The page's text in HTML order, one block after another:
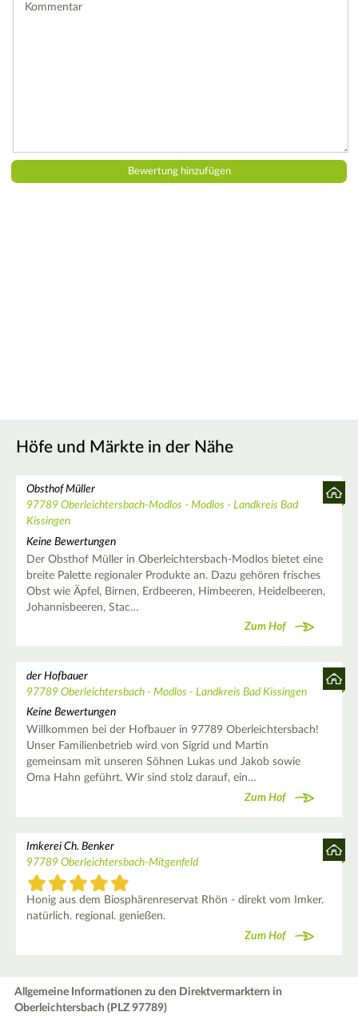
Höfe und Märkte in der Nähe
Obsthof Müller
97789 Oberleichtersbach-Modlos - Modlos - Landkreis Bad
Kissingen
Keine Bewertungen
Der Obsthof Müller in Oberleichtersbach-Modlos bietet eine
breite Palette regionaler Produkte an. Dazu gehören frisches
Obst wie Äpfel, Birnen, Erdbeeren, Himbeeren, Heidelbeeren,
Johannisbeeren, Stac…
Zum Hof
der Hofbauer
97789 Oberleichtersbach - Modlos - Landkreis Bad Kissingen
Keine Bewertungen
Willkommen bei der Hofbauer in 97789 Oberleichtersbach!
Unser Familienbetrieb wird von Sigrid und Martin
gemeinsam mit unseren Söhnen Lukas und Jakob sowie
Oma Hahn geführt. Wir sind stolz darauf, ein…
Zum Hof
Imkerei Ch. Benker
97789 Oberleichtersbach-Mitgenfeld
Honig aus dem Biosphärenreservat Rhön - direkt vom Imker.
natürlich. regional. genießen.
Zum Hof
Allgemeine Informationen zu den Direktvermarktern in
Oberleichtersbach (PLZ 97789)